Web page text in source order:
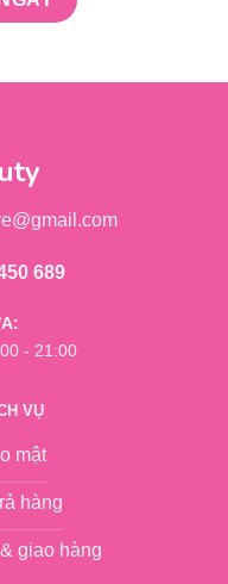
689
- 21:00
VỤ
mật
hàng
giao hàng